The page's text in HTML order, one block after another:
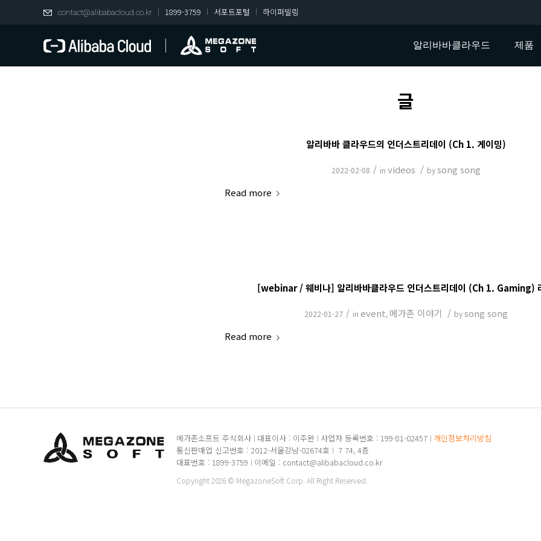
contact@alibabacloud.co.kr 1899-3759 서포트포털 하이퍼빌링
알리바바클라우드 제품
글
알리바바 클라우드의 인더스트리데이 (Ch 1. 게이밍)
2022-02-08 / in videos / bysong song
Read more
[webinar / 웨비나] 알리바바클라우드 인더스트리데이 (Ch 1. Gaming)
2022-01-27 / in event, 메가존 이야기 / bysong song
Read more
메가존소프트 주식회사 대표이사 : 이주완 사업자 등록번호 : 199-81-02457 개인정보처리방침
통신판매업 신고번호 : 2012-서울강남-02674호
7 74, 4층
대표번호 : 1899-3759
이메일 : contact@alibabacloud.co.kr
Copyright 2026 © MegazoneSoft Corp. All Right Reserved.